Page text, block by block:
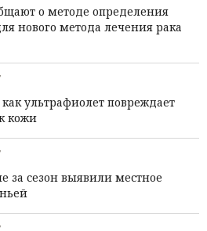
о методе определения
нового метода лечения рака
ультрафиолет повреждает
кожи
за сезон выявили местное